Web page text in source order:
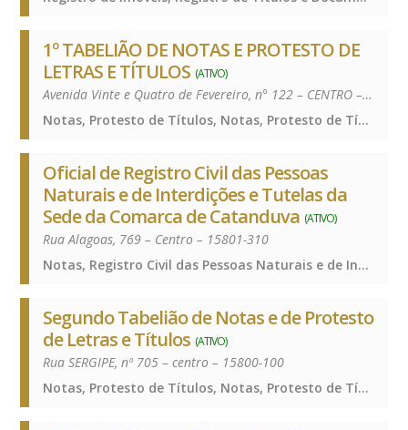
1º TABELIÃO DE NOTAS E PROTESTO DE
LETRAS E TÍTULOS (ATIVO)
Avenida Vinte e Quatro de Fevereiro, n° 122 – CENTRO – 15801-180
Notas, Protesto de Títulos, Notas, Protesto de Títulos, Notas, Protesto de Títulos
Oficial de Registro Civil das Pessoas
Naturais e de Interdições e Tutelas da
Sede da Comarca de Catanduva (ATIVO)
Rua Alagoas, 769 – Centro – 15801-310
Notas, Registro Civil das Pessoas Naturais e de Interdições e Tutelas, Notas, Registro Civil das Pessoas Naturais e de Interdições e Tutelas, Notas, Registro Civil das Pessoas Naturais e de Interdições e Tutelas
Segundo Tabelião de Notas e de Protesto
de Letras e Títulos (ATIVO)
Rua SERGIPE, nº 705 – centro – 15800-100
Notas, Protesto de Títulos, Notas, Protesto de Títulos, Notas, Protesto de Títulos